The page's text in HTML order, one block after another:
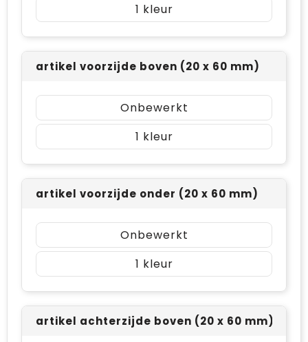
1
artikel voorzijde boven (20 x 60 mm)
Onbewerkt
1
artikel voorzijde onder (20 x 60 mm)
Onbewerkt
1
artikel achterzijde boven (20 x 60 mm)